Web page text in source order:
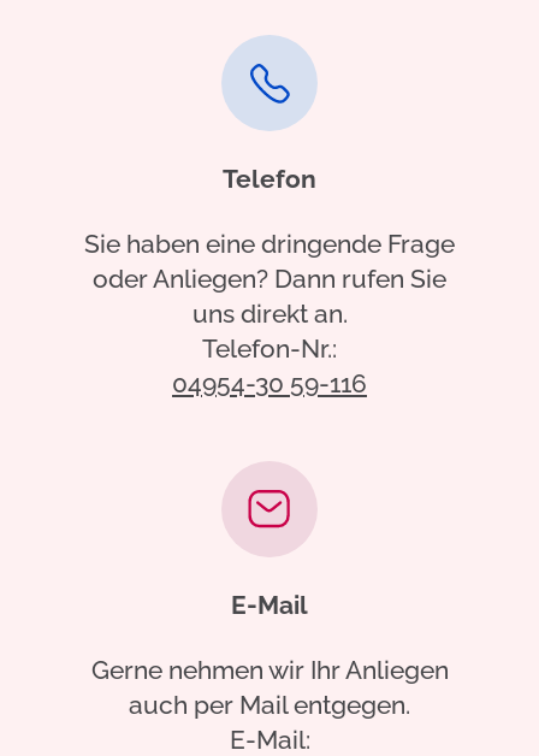
Telefon
Sie haben eine dringende Frage
oder Anliegen? Dann rufen Sie
uns direkt an.
Telefon-Nr.:
04954-30 59-116
E-Mail
Gerne nehmen wir Ihr Anliegen
auch per Mail entgegen.
E-Mail: